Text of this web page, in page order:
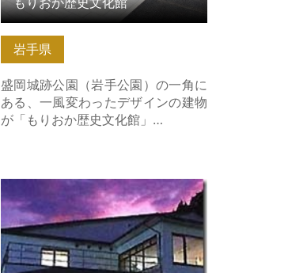
岩手県
盛岡城跡公園（岩手公園）の一角に
ある、一風変わったデザインの建物
が「もりおか歴史文化館」…
岩手かねがさき温泉郷 千貫石温
泉 湯元東館 の詳細はこちら